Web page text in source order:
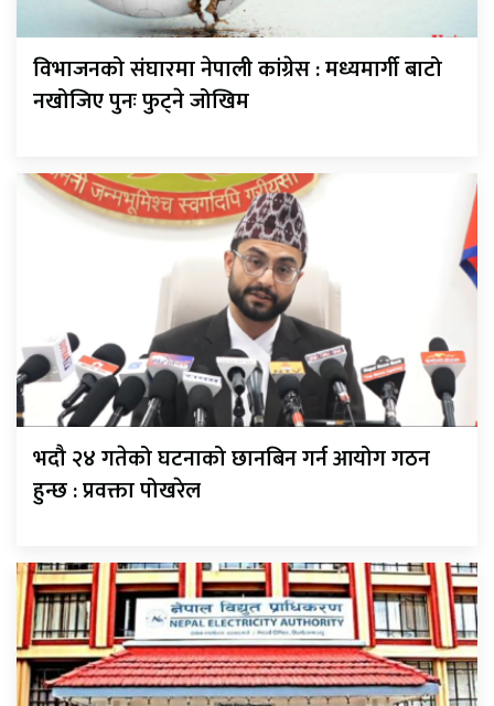
विभाजनको संघारमा नेपाली कांग्रेस : मध्यमार्गी बाटो
नखोजिए पुनः फुट्ने जोखिम
भदौ २४ गतेको घटनाको छानबिन गर्न आयोग गठन
हुन्छ : प्रवक्ता पोखरेल